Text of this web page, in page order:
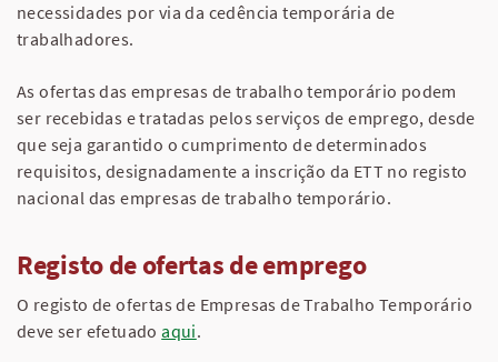
necessidades por via da cedência temporária de
trabalhadores.
As ofertas das empresas de trabalho temporário podem
ser recebidas e tratadas pelos serviços de emprego, desde
que seja garantido o cumprimento de determinados
requisitos, designadamente a inscrição da ETT no registo
nacional das empresas de trabalho temporário.
Registo de ofertas de emprego
O registo de ofertas de Empresas de Trabalho Temporário
deve ser efetuadoaqui.